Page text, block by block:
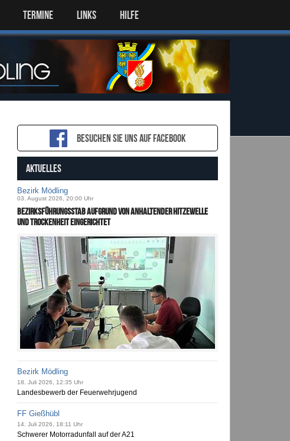
TERMINE LINKS HILFE
Besuchen sie uns auf Facebook
AKTUELLES
Bezirk Mödling
03. August 2026, 20:00 Uhr
Bezirksführungsstab aufgrund von anhaltender Hitzewelle
und Trockenheit eingerichtet
Bezirk Mödling
18. Juli 2026, 12:35 Uhr
Landesbewerb der Feuerwehrjugend
FF Gießhübl
14. Juli 2026, 18:11 Uhr
Schwerer Motorradunfall auf der A21